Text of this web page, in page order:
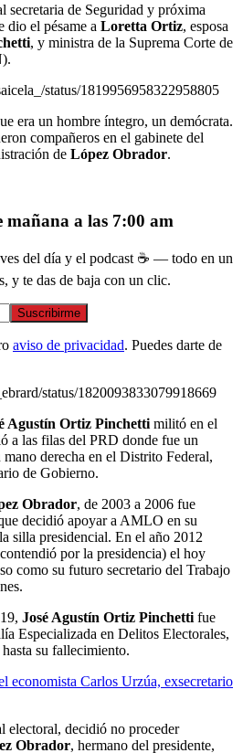
secretaria de Seguridad y próxima
dio el pésame a Loretta Ortiz, esposa
, y ministra de la Suprema Corte de
status/1819956958322958805
era un hombre íntegro, un demócrata.
compañeros en el gabinete del
de López Obrador.
mañana a las 7:00 am
del día y el podcast ☕ — todo en un
y te das de baja con un clic.
Suscribirme
aviso de privacidad. Puedes darte de
status/1820093833079918669
Agustín Ortiz Pinchetti militó en el
a las filas del PRD donde fue un
derecha en el Distrito Federal,
de Gobierno.
Obrador, de 2003 a 2006 fue
decidió apoyar a AMLO en su
silla presidencial. En el año 2012
por la presidencia) el hoy
como su futuro secretario del Trabajo
José Agustín Ortiz Pinchetti fue
Especializada en Delitos Electorales,
su fallecimiento.
economista Carlos Urzúa, exsecretario
electoral, decidió no proceder
Obrador, hermano del presidente,